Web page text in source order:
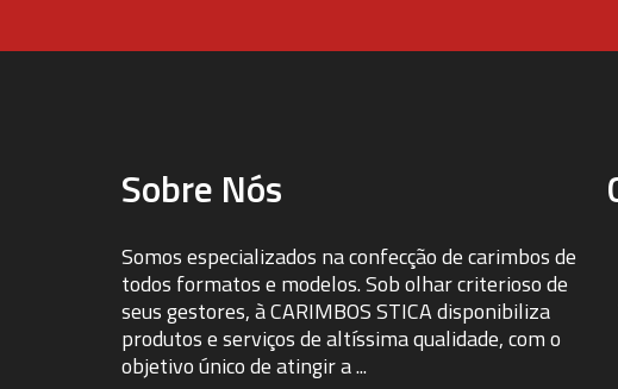
Sobre Nós
Somos especializados na confecção de carimbos de
todos formatos e modelos. Sob olhar criterioso de
seus gestores, à CARIMBOS STICA disponibiliza
produtos e serviços de altíssima qualidade, com o
objetivo único de atingir a ...